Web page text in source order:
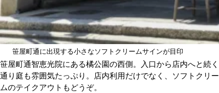
笹屋町通に出現する小さなソフトクリームサインが目印
笹屋町通智恵光院にある橘公園の西側。入口から店内へと続く
通り庭も雰囲気たっぷり。店内利用だけでなく、ソフトクリー
ムのテイクアウトもどうぞ。